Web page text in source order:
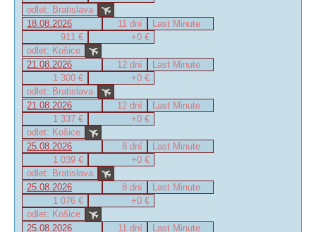
odlet: Bratislava
18.08.2026
11 dní
Last Minute
911 €
+0 €
odlet: Košice
21.08.2026
12 dní
Last Minute
1 300 €
+0 €
odlet: Bratislava
21.08.2026
12 dní
Last Minute
1 337 €
+0 €
odlet: Košice
25.08.2026
8 dní
Last Minute
1 039 €
+0 €
odlet: Bratislava
25.08.2026
8 dní
Last Minute
1 076 €
+0 €
odlet: Košice
25.08.2026
11 dní Last Minute